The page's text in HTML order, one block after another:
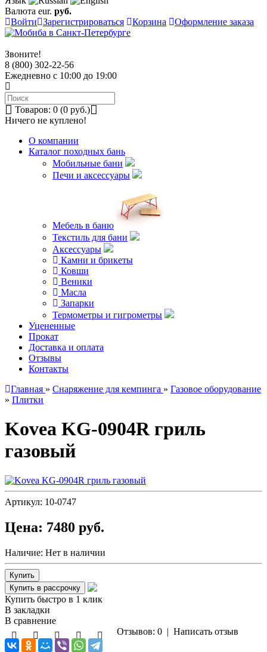
Валюта eur. руб.
Войти
Зарегистрироваться Корзина Оформление заказа
Звоните!
8 (800) 302-22-56
Ежедневно с 10:00 до 19:00
Товаров: 0 (0 руб.)
Ничего не куплено!
О компании
Каталог походных бань
Мобильные бани
Печи и аксессуары
Мебель в баню
Текстиль для бани
Аксессуары
Камни и брикеты
Ковши
Веники
Масла
Запарки
Термометры и гигрометры
Уцененные
Прокат
Доставка и оплата
Отзывы
Контакты
Главная » Снаряжение для кемпинга » Газовое оборудование
» Плитки
Kovea KG-0904R гриль
газовый
Артикул: 10-0747
Цена: 7480 руб.
Наличие: Нет в наличии
Купить быстро в 1 клик
В закладки
В сравнение
Отзывов: 0 | Написать отзыв